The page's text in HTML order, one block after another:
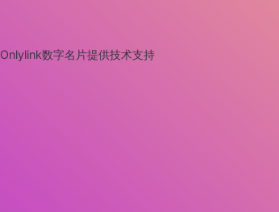
Onlylink数字名片提供技术支持